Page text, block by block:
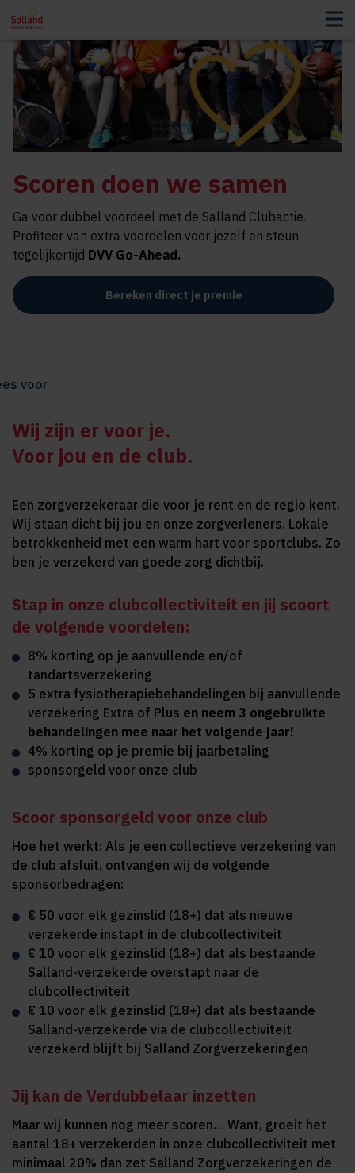
Scoren doen we samen
Ga voor dubbel voordeel met de Salland Clubactie.
Profiteer van extra voordelen voor jezelf en steun
tegelijkertijd DVV Go-Ahead.
Bereken direct je premie
voor
Wij zijn er voor je.
Voor jou en de club.
Een zorgverzekeraar die voor je rent en de regio kent.
Wij staan dicht bij jou en onze zorgverleners. Lokale
betrokkenheid met een warm hart voor sportclubs. Zo
ben je verzekerd van goede zorg dichtbij.
Stap in onze clubcollectiviteit en jij scoort
de volgende voordelen:
8% korting op je aanvullende en/of
tandartsverzekering
5 extra fysiotherapiebehandelingen bij aanvullende
verzekering Extra of Plus en neem 3 ongebruikte
behandelingen mee naar het volgende jaar!
4% korting op je premie bij jaarbetaling
sponsorgeld voor onze club
Scoor sponsorgeld voor onze club
Hoe het werkt: Als je een collectieve verzekering van
de club afsluit, ontvangen wij de volgende
sponsorbedragen:
€ 50 voor elk gezinslid (18+) dat als nieuwe
verzekerde instapt in de clubcollectiviteit
€ 10 voor elk gezinslid (18+) dat als bestaande
Salland-verzekerde overstapt naar de
clubcollectiviteit
€ 10 voor elk gezinslid (18+) dat als bestaande
Salland-verzekerde via de clubcollectiviteit
verzekerd blijft bij Salland Zorgverzekeringen
Jij kan de Verdubbelaar inzetten
Maar wij kunnen nog meer scoren… Want, groeit het
aantal 18+ verzekerden in onze clubcollectiviteit met
minimaal 20% dan zet Salland Zorgverzekeringen de